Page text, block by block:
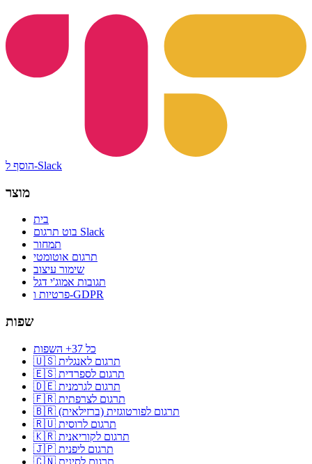
הוסף ל-Slack
מוצר
בית
בוט תרגום Slack
תמחור
תרגום אוטומטי
שימור עיצוב
תגובות אמוג'י דגל
פרטיות ו-GDPR
שפות
כל 37+ השפות
🇺🇸 תרגום לאנגלית
🇪🇸 תרגום לספרדית
🇩🇪 תרגום לגרמנית
🇫🇷 תרגום לצרפתית
🇧🇷 תרגום לפורטוגזית (ברזילאית)
🇷🇺 תרגום לרוסית
🇰🇷 תרגום לקוריאנית
🇯🇵 תרגום ליפנית
🇨🇳 תרגום לסינית